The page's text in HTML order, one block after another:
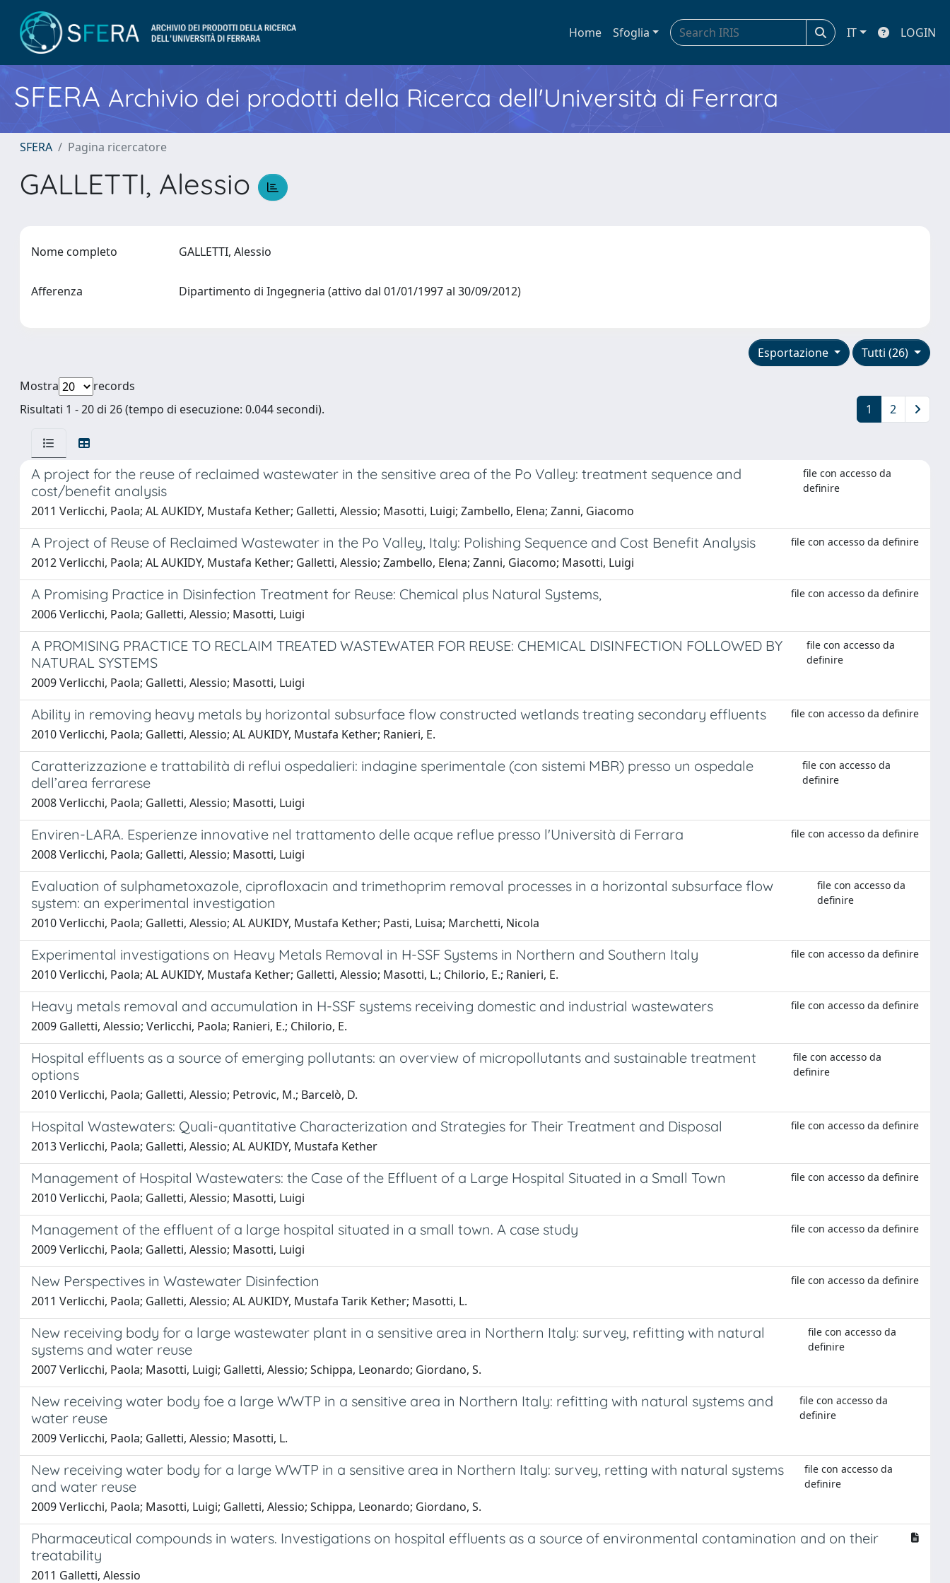
Home Sfoglia IT LOGIN
SFERA Archivio dei prodotti della Ricerca dell'Università di Ferrara
SFERA Pagina ricercatore
GALLETTI, Alessio
Nome completo GALLETTI, Alessio
Afferenza Dipartimento di Ingegneria (attivo dal 01/01/1997 al 30/09/2012)
Tutti (26)
Esportazione
Mostra
records
Risultati 1 - 20 di 26 (tempo di esecuzione: 0.044 secondi).
1 2
A project for the reuse of reclaimed wastewater in the sensitive area of the Po Valley: treatment sequence and
cost/benefit analysis
file con accesso da
definire
2011 Verlicchi, Paola; AL AUKIDY, Mustafa Kether; Galletti, Alessio; Masotti, Luigi; Zambello, Elena; Zanni, Giacomo
A Project of Reuse of Reclaimed Wastewater in the Po Valley, Italy: Polishing Sequence and Cost Benefit Analysis file con accesso da definire
2012 Verlicchi, Paola; AL AUKIDY, Mustafa Kether; Galletti, Alessio; Zambello, Elena; Zanni, Giacomo; Masotti, Luigi
A Promising Practice in Disinfection Treatment for Reuse: Chemical plus Natural Systems, file con accesso da definire
2006 Verlicchi, Paola; Galletti, Alessio; Masotti, Luigi
A PROMISING PRACTICE TO RECLAIM TREATED WASTEWATER FOR REUSE: CHEMICAL DISINFECTION FOLLOWED BY
NATURAL SYSTEMS
file con accesso da
definire
2009 Verlicchi, Paola; Galletti, Alessio; Masotti, Luigi
Ability in removing heavy metals by horizontal subsurface flow constructed wetlands treating secondary effluents file con accesso da definire
2010 Verlicchi, Paola; Galletti, Alessio; AL AUKIDY, Mustafa Kether; Ranieri, E.
Caratterizzazione e trattabilità di reflui ospedalieri: indagine sperimentale (con sistemi MBR) presso un ospedale
dell’area ferrarese
file con accesso da
definire
2008 Verlicchi, Paola; Galletti, Alessio; Masotti, Luigi
Enviren-LARA. Esperienze innovative nel trattamento delle acque reflue presso l'Università di Ferrara file con accesso da definire
2008 Verlicchi, Paola; Galletti, Alessio; Masotti, Luigi
Evaluation of sulphametoxazole, ciprofloxacin and trimethoprim removal processes in a horizontal subsurface flow
system: an experimental investigation
file con accesso da
definire
2010 Verlicchi, Paola; Galletti, Alessio; AL AUKIDY, Mustafa Kether; Pasti, Luisa; Marchetti, Nicola
Experimental investigations on Heavy Metals Removal in H-SSF Systems in Northern and Southern Italy file con accesso da definire
2010 Verlicchi, Paola; AL AUKIDY, Mustafa Kether; Galletti, Alessio; Masotti, L.; Chilorio, E.; Ranieri, E.
Heavy metals removal and accumulation in H-SSF systems receiving domestic and industrial wastewaters file con accesso da definire
2009 Galletti, Alessio; Verlicchi, Paola; Ranieri, E.; Chilorio, E.
Hospital effluents as a source of emerging pollutants: an overview of micropollutants and sustainable treatment
options
file con accesso da
definire
2010 Verlicchi, Paola; Galletti, Alessio; Petrovic, M.; Barcelò, D.
Hospital Wastewaters: Quali-quantitative Characterization and Strategies for Their Treatment and Disposal file con accesso da definire
2013 Verlicchi, Paola; Galletti, Alessio; AL AUKIDY, Mustafa Kether
Management of Hospital Wastewaters: the Case of the Effluent of a Large Hospital Situated in a Small Town file con accesso da definire
2010 Verlicchi, Paola; Galletti, Alessio; Masotti, Luigi
Management of the effluent of a large hospital situated in a small town. A case study file con accesso da definire
2009 Verlicchi, Paola; Galletti, Alessio; Masotti, Luigi
New Perspectives in Wastewater Disinfection file con accesso da definire
2011 Verlicchi, Paola; Galletti, Alessio; AL AUKIDY, Mustafa Tarik Kether; Masotti, L.
New receiving body for a large wastewater plant in a sensitive area in Northern Italy: survey, refitting with natural
systems and water reuse
file con accesso da
definire
2007 Verlicchi, Paola; Masotti, Luigi; Galletti, Alessio; Schippa, Leonardo; Giordano, S.
New receiving water body foe a large WWTP in a sensitive area in Northern Italy: refitting with natural systems and
water reuse
file con accesso da
definire
2009 Verlicchi, Paola; Galletti, Alessio; Masotti, L.
New receiving water body for a large WWTP in a sensitive area in Northern Italy: survey, retting with natural systems
and water reuse
file con accesso da
definire
2009 Verlicchi, Paola; Masotti, Luigi; Galletti, Alessio; Schippa, Leonardo; Giordano, S.
Pharmaceutical compounds in waters. Investigations on hospital effluents as a source of environmental contamination and on their
treatability
2011 Galletti, Alessio